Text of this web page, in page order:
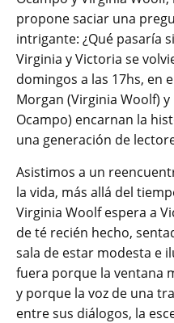
propone saciar una
intrigante: ¿Qué pasaría
Virginia y Victoria se
domingos a las 17hs, en
Morgan (Virginia Woolf)
Ocampo) encarnan la
una generación de
Asistimos a un
la vida, más allá del
Virginia Woolf espera a
de té recién hecho,
sala de estar modesta e
fuera porque la ventana
y porque la voz de una
entre sus diálogos, la